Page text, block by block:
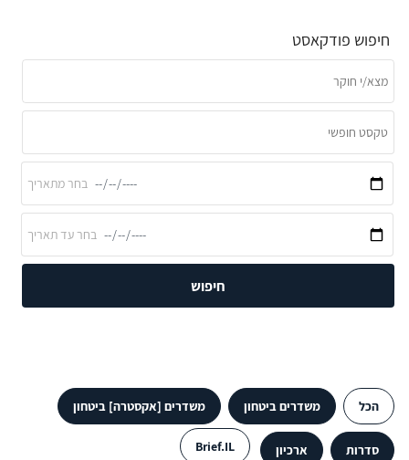
חיפוש פודקאסט
חיפוש
הכל משדרים ביטחון משדרים [אקסטרה] ביטחון
סדרות ארכיון Brief.IL